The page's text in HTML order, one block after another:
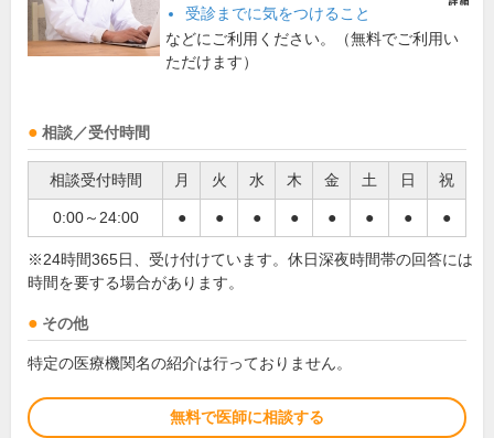
受診までに気をつけること
などにご利用ください。（無料でご利用い
ただけます）
相談／受付時間
相談受付時間 月 火 水 木 金 土 日 祝
0:00～24:00 ● ● ● ● ● ● ● ●
※24時間365日、受け付けています。休日深夜時間帯の回答には
時間を要する場合があります。
その他
特定の医療機関名の紹介は行っておりません。
無料で医師に相談する